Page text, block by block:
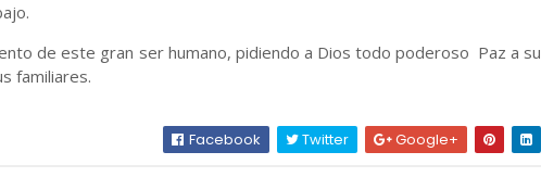
de este gran ser humano, pidiendo a Dios todo poderoso Paz a su
familiares.
Facebook Twitter Google+